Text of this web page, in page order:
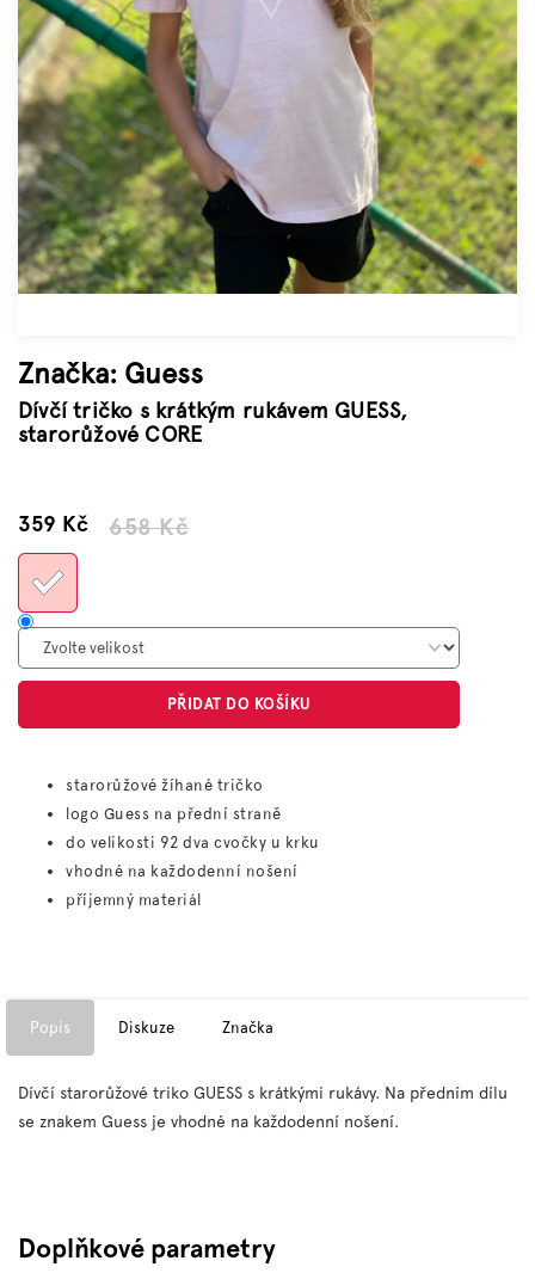
Značky
Měna
(CZK)
Přihlášení
Značka: Guess
Dívčí tričko s krátkým rukávem GUESS,
starorůžové CORE
658 Kč
359 KčMěrná
PŘIDAT DO KOŠÍKU
starorůžové žíhané tričko
logo Guess na přední straně
do velikosti 92 dva cvočky u krku
vhodné na každodenní nošení
příjemný materiál
Popis Diskuze Značka
Dívčí starorůžové triko GUESS s krátkými rukávy. Na předním dílu
se znakem Guess je vhodné na každodenní nošení.
Doplňkové parametry